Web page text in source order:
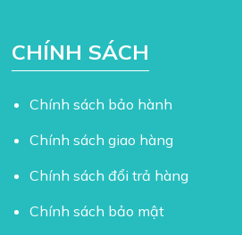
CHÍNH SÁCH
Chính sách bảo hành
Chính sách giao hàng
Chính sách đổi trả hàng
Chính sách bảo mật